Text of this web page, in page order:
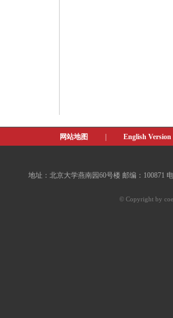
网站地图 English Version
地址：北京大学燕南园60号楼 邮编：100871
© Copyright by